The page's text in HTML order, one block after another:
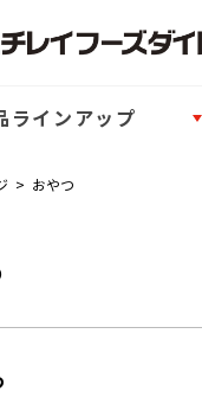
ラインアップ
> おやつ